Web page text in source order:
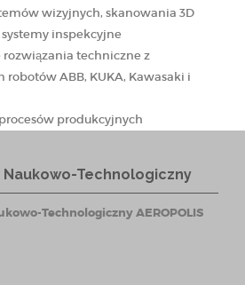
wizyjnych, skanowania 3D
inspekcyjne
techniczne z
ABB, KUKA, Kawasaki i
produkcyjnych
Naukowo-Technologiczny
Technologiczny AEROPOLIS